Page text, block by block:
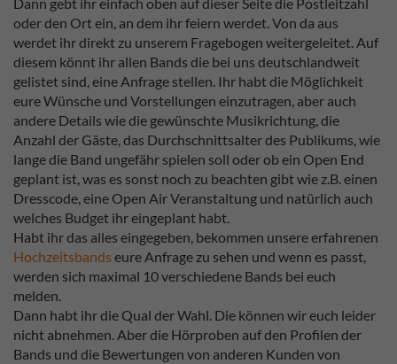
oder den Ort ein, an dem ihr feiern werdet. Von da aus
werdet ihr direkt zu unserem Fragebogen weitergeleitet. Auf
diesem könnt ihr allen Bands die bei uns deutschlandweit
gelistet sind, eine Anfrage stellen. Ihr habt die Möglichkeit
eure Wünsche und Vorstellungen einzutragen, aber auch
andere Details wie die gewünschte Musikrichtung, die
Anzahl der Gäste, das Durchschnittsalter des Publikums, wie
lange die Band ungefähr spielen soll oder ob ein Open End
geplant ist, was es sonst noch zu beachten gibt wie z.B. einen
Dresscode, eine Open Air Veranstaltung und natürlich auch
welches Budget ihr eingeplant habt.
Habt ihr das alles eingegeben, bekommen unsere erfahrenen
Hochzeitsbands eure Anfrage zu sehen und wenn es passt,
werden sich maximal 10 verschiedene Bands bei euch
melden.
Dann habt ihr die Qual der Wahl. Die können wir euch leider
nicht abnehmen. Aber die Hörproben auf den Profilen der
Bands und die Bewertungen von anderen Kunden von